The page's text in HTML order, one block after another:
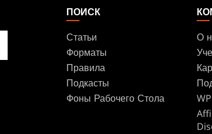
ПОИСК
Статьи
Форматы
Правила
Подкасты
Фоны Рабочего Стола
О